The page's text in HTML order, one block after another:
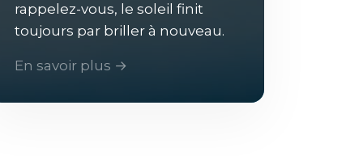
rappelez-vous, le soleil finit
toujours par briller à nouveau.
En savoir plus →